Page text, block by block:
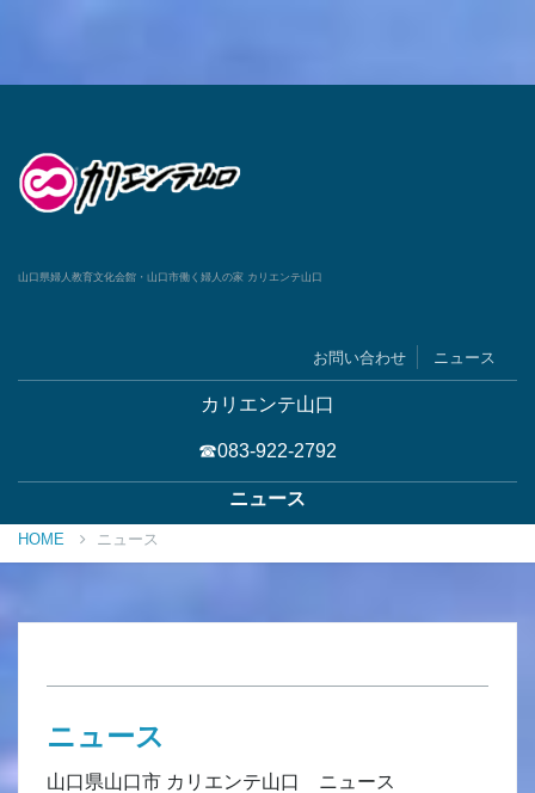
山口県婦人教育文化会館・山口市働く婦人の家 カリエンテ山口
お問い合わせ ニュース
カリエンテ山口
☎083-922-2792
ニュース
HOME ニュース
ニュース
山口県山口市 カリエンテ山口 ニュース